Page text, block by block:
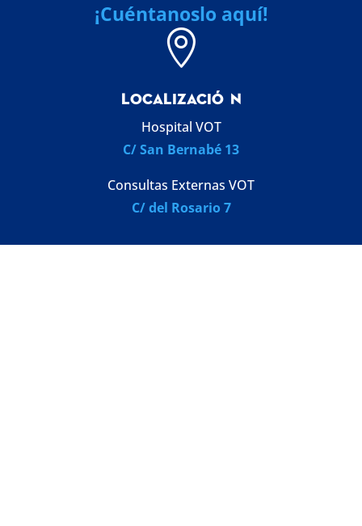
¡Cuéntanoslo aquí!

LOCALIZACI Ó N
Hospital VOT
C/ San Bernabé 13
Consultas Externas VOT
C/ del Rosario 7